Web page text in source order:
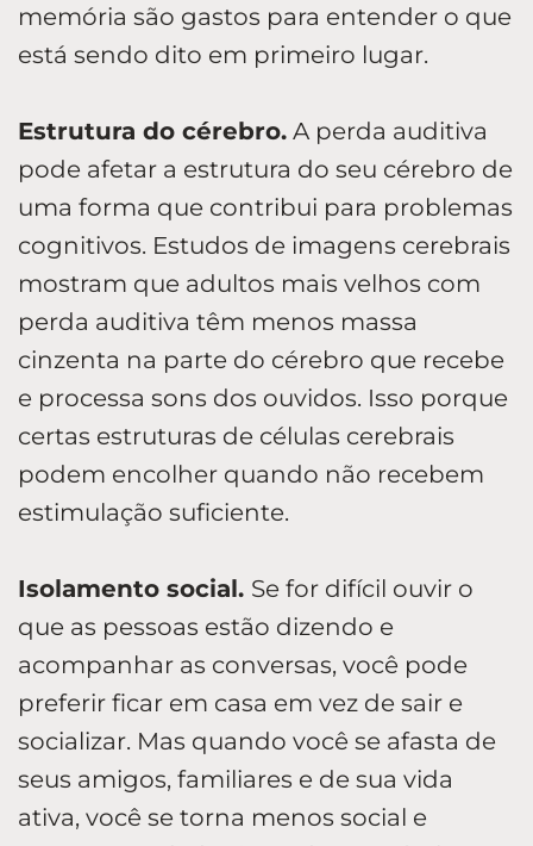
memória são gastos para entender o que
está sendo dito em primeiro lugar.
Estrutura do cérebro. A perda auditiva
pode afetar a estrutura do seu cérebro de
uma forma que contribui para problemas
cognitivos. Estudos de imagens cerebrais
mostram que adultos mais velhos com
perda auditiva têm menos massa
cinzenta na parte do cérebro que recebe
e processa sons dos ouvidos. Isso porque
certas estruturas de células cerebrais
podem encolher quando não recebem
estimulação suficiente.
Isolamento social. Se for difícil ouvir o
que as pessoas estão dizendo e
acompanhar as conversas, você pode
preferir ficar em casa em vez de sair e
socializar. Mas quando você se afasta de
seus amigos, familiares e de sua vida
ativa, você se torna menos social e